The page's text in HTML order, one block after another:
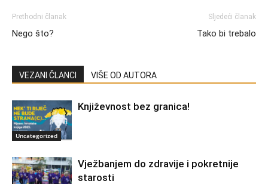
Prethodni članak
Nego što?
Sljedeći članak
Tako bi trebalo
VEZANI ČLANCI VIŠE OD AUTORA
Uncategorized
Književnost bez granica!
Vježbanjem do zdravije i pokretnije
starosti